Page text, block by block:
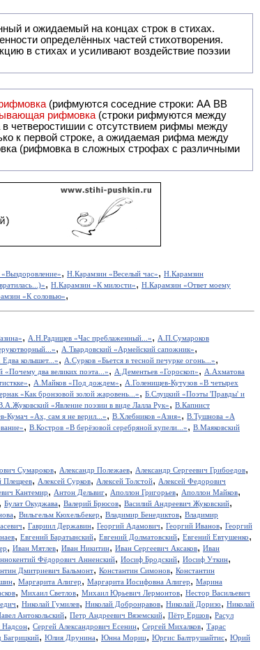
и ожидаемый на концах строк в стихах.
определённых частей стихотворения.
в стихах и усиливают воздействие поэзии
(рифмуются соседние строки: AA ВВ
рифмовка (строки рифмуются между
в четверостишии с отсутствием рифмы между
к первой строке, а ожидаемая рифма между
, Н.Карамзин «Веселый час», Н.Карамзин
, Н.Карамзин «К милости», Н.Карамзин «Ответ моему
«К соловью»,
, А.Н.Радищев «Час преблаженный...», А.П.Сумароков
, А.Твардовский «Армейский сапожник»,
колышет...», А.Сурков «Бьется в тесной печурке огонь...»,
«Почему два великих поэта...», А.Дементьев «Гороскоп», А.Ахматова
, А.Майков «Под дождем», А.Голенищев-Кутузов «В четырех
«Как бронзовой золой жаровень...», Б.Слуцкий «Поэты 'Правды' и
«Явление поэзии в виде Лалла Рук», В.Капнист
Кумач «Ах, сам я не верил...», В.Хлебников «Азия», В.Тушнова «А
, В.Костров «В берёзовой серебряной купели...», В.Маяковский
Сумароков, Александр Полежаев, Александр Сергеевич Грибоедов,
Плещеев, Алексей Сурков, Алексей Толстой, Алексей Федорович
Кантемир, Антон Дельвиг, Аполлон Григорьев, Аполлон Майков,
, Булат Окуджава, Валерий Брюсов, Василий Андреевич Жуковский,
, Вильгельм Кюхельбекер, Владимир Бенедиктов, Владимир
, Гавриил Державин, Георгий Адамович, Георгий Иванов, Георгий
, Евгений Баратынский, Евгений Долматовский, Евгений Евтушенко,
, Иван Мятлев, Иван Никитин, Иван Сергеевич Аксаков, Иван
Фёдорович Анненский, Иосиф Бродский, Иосиф Уткин,
Дмитриевич Бальмонт, Константин Симонов, Константин
, Маргарита Алигер, Маргарита Иосифовна Алигер, Марина
, Михаил Светлов, Михаил Юрьевич Лермонтов, Нестор Васильевич
, Николай Гумилев, Николай Добронравов, Николай Доризо, Николай
Антокольский, Петр Андреевич Вяземский, Пётр Ершов, Расул
Надсон, Сергей Александрович Есенин, Сергей Михалков, Тарас
Багрицкий, Юлия Друнина, Юнна Мориц, Юргис Балтрушайтис, Юрий